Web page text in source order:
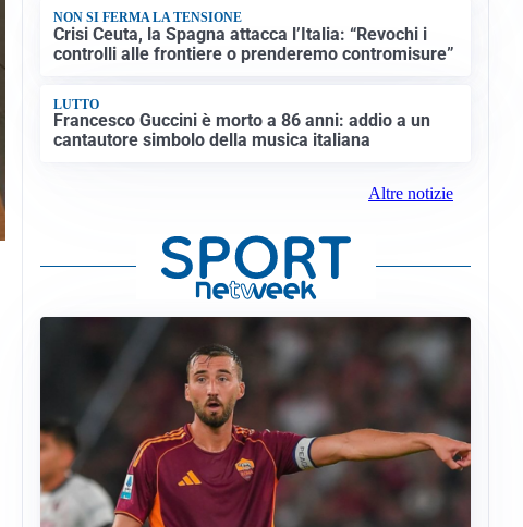
NON SI FERMA LA TENSIONE
Crisi Ceuta, la Spagna attacca l’Italia: “Revochi i
controlli alle frontiere o prenderemo contromisure”
LUTTO
Francesco Guccini è morto a 86 anni: addio a un
cantautore simbolo della musica italiana
Altre notizie